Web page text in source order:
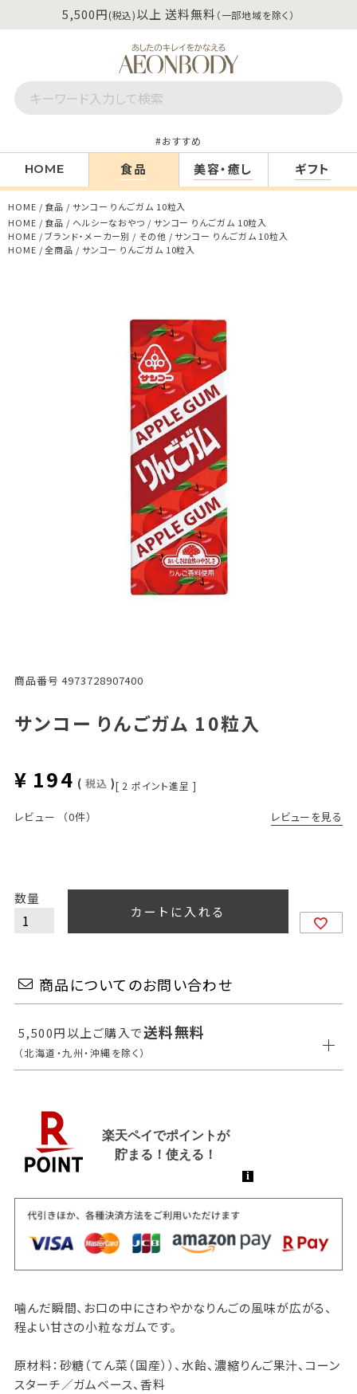
5,500円(税込)以上 送料無料 （一部地域を除く）
おすすめ
HOME 食品 美容・癒し ギフト
HOME 食品
サンコー りんごガム 10粒入
HOME
食品 ヘルシーなおやつ
サンコー りんごガム 10粒入
HOME
ブランド・メーカー別 その他
サンコー りんごガム 10粒入
HOME
全商品 サンコー りんごガム 10粒入
商品番号 4973728907400
サンコー りんごガム 10粒入
¥ 194 税込 [ 2 ポイント進呈 ]
レビュー （0件） レビューを見る
カートに入れる
商品についてのお問い合わせ
5,500円以上ご購入で送料無料
（北海道・九州・沖縄を除く）
噛んだ瞬間、お口の中にさわやかなりんごの風味が広がる、
程よい甘さの小粒なガムです。
原材料：砂糖（てん菜（国産））、水飴、濃縮りんご果汁、コーン
スターチ／ガムベース、香料